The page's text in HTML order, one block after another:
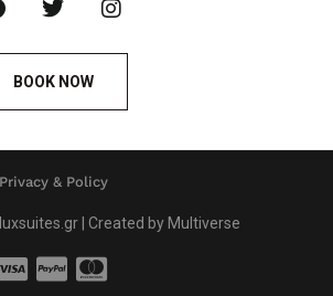
BOOK NOW
Privacy & Policy
| Created by Multiverse